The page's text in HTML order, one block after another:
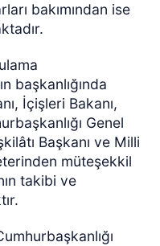
bakımından ise
başkanlığında
İçişleri Bakanı,
Genel
Başkanı ve Milli
müteşekkil
takibi ve